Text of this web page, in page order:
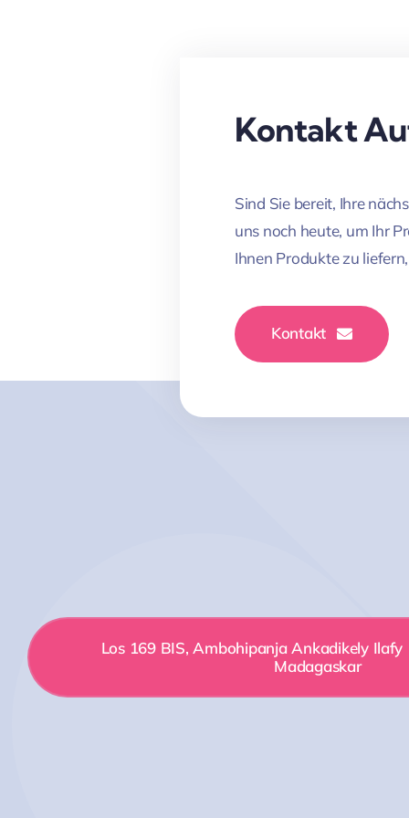
Kontakt
Sind Sie bereit, Ihre
uns noch heute, um Ihr
Ihnen Produkte zu
Kontakt
Los 169 BIS, Ambohipanja Ankadikely
Madagaskar